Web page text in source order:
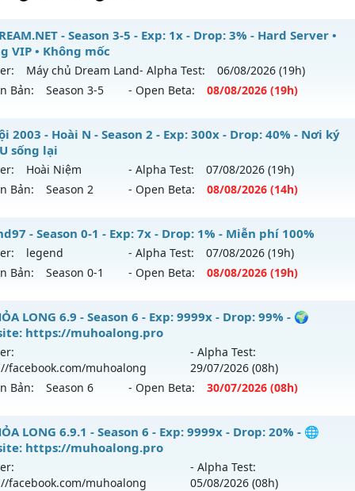
- Season 3-5 - Exp: 1x - Drop: 3% - Hard Server •
VIP • Không mốc
Máy chủ Dream Land- Alpha Test: 06/08/2026 (19h)
Bản:
Season 3-5 - Open Beta: 08/08/2026 (19h)
- Hard Server • Không VIP • Không mốc
mới ra tháng 08 2026 - Mở máy chủMáy chủ Dream Land
2626
reset: Non Reset
loại: Mu Nguyên bản Webzen
2003 - Hoài N - Season 2 - Exp: 300x - Drop: 40% - Nơi ký
sống lại
Hoài Niệm - Alpha Test: 07/08/2026 (19h)
Bản:
Season 2 - Open Beta: 08/08/2026 (14h)
Nội 2003 - Hoài N - Nơi ký ức MU sống lại
mới ra tháng 08 2026 - Mở máy chủHoài Niệmvào 14h
reset: Reset In Game
loại: Mu Custom thêm đồ mới
UKG
- Season 0-1 - Exp: 7x - Drop: 1% - Miễn phí 100%
legend - Alpha Test: 07/08/2026 (19h)
Bản:
Season 0-1 - Open Beta: 08/08/2026 (19h)
- Miễn phí 100%
mới ra tháng 08 2026 - Mở máy chủ
legend
7x - Drop: 1%
loại: Mu Nguyên bản Webzen
Bandicam Hack 100%
LONG 6.9 - Season 6 - Exp: 9999x - Drop: 99% - 🌍
https://muhoalong.pro
facebook.com/muhoalong
- Alpha Test:
29/07/2026 (08h)
Bản:
Season 6 - Open Beta: 30/07/2026 (08h)
LONG 6.9 - 🌍 Website: https://muhoalong.pro
ra tháng 07 2026 - Mở máy chủhttps://facebook.com/
07/2626
LONG 6.9.1 - Season 6 - Exp: 9999x - Drop: 20% - 🌐
https://muhoalong.pro
facebook.com/muhoalong
- Alpha Test:
05/08/2026 (08h)